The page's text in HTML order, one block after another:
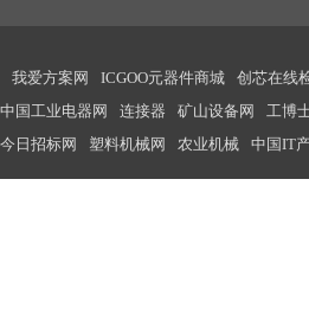
我爱方案网 ICGOO元器件商城 创芯在线
中国工业电器网
连接器 矿山设备网 工博
今日招标网
塑料机械网 农业机械 中国IT